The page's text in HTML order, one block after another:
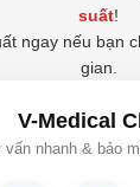
suất!
ngay nếu bạn
gian.
V-Medical
vấn nhanh & bảo